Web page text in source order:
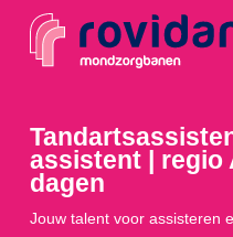
assistent | regio
dagen
Jouw talent voor assisteren